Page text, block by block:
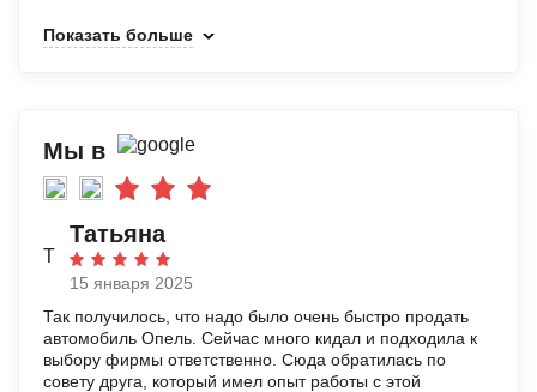
Показать больше
Мы в
Т
Татьяна
15 января 2025
Так получилось, что надо было очень быстро продать
автомобиль Опель. Сейчас много кидал и подходила к
выбору фирмы ответственно. Сюда обратилась по
совету друга, который имел опыт работы с этой